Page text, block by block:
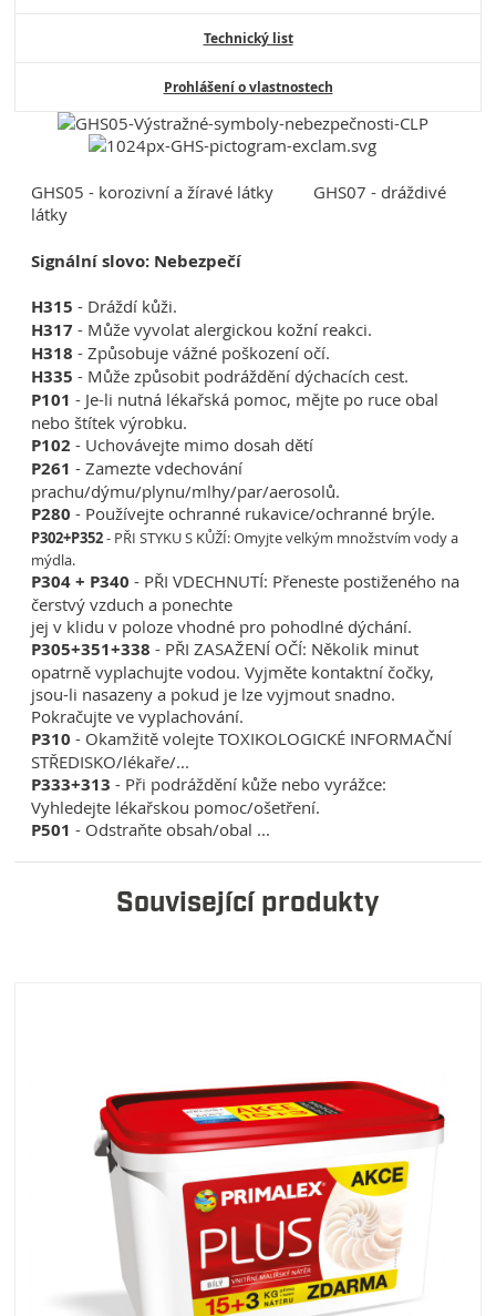
Technický list
Prohlášení o vlastnostech
GHS05 - korozivní a žíravé látky GHS07 - dráždivé
látky
Signální slovo: Nebezpečí
H315 - Dráždí kůži.
H317 - Může vyvolat alergickou kožní reakci.
H318 - Způsobuje vážné poškození očí.
H335 - Může způsobit podráždění dýchacích cest.
P101 - Je-li nutná lékařská pomoc, mějte po ruce obal
nebo štítek výrobku.
P102 - Uchovávejte mimo dosah dětí
P261 - Zamezte vdechování
prachu/dýmu/plynu/mlhy/par/aerosolů.
P280 - Používejte ochranné rukavice/ochranné brýle.
P302+P352- PŘI STYKU S KŮŽÍ: Omyjte velkým množstvím vody a
mýdla.
P304 + P340 - PŘI VDECHNUTÍ: Přeneste postiženého na
čerstvý vzduch a ponechte
jej v klidu v poloze vhodné pro pohodlné dýchání.
P305+351+338 - PŘI ZASAŽENÍ OČÍ: Několik minut
opatrně vyplachujte vodou. Vyjměte kontaktní čočky,
jsou-li nasazeny a pokud je lze vyjmout snadno.
Pokračujte ve vyplachování.
P310- Okamžitě volejte TOXIKOLOGICKÉ INFORMAČNÍ
STŘEDISKO/lékaře/...
P333+313- Při podráždění kůže nebo vyrážce:
Vyhledejte lékařskou pomoc/ošetření.
P501- Odstraňte obsah/obal ...
Související produkty